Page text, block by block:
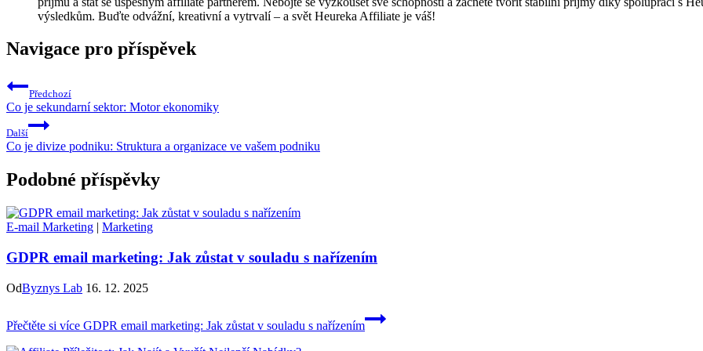
výsledkům. Buďte odvážní, kreativní a vytrvalí – a svět Heureka Affiliate je váš!
Navigace pro příspěvek
Předchozí
Co je sekundarní sektor: Motor ekonomiky
Další
Co je divize podniku: Struktura a organizace ve vašem podniku
Podobné příspěvky
E-mail Marketing | Marketing
GDPR email marketing: Jak zůstat v souladu s nařízením
OdByznys Lab 16. 12. 2025
Přečtěte si více GDPR email marketing: Jak zůstat v souladu s nařízením